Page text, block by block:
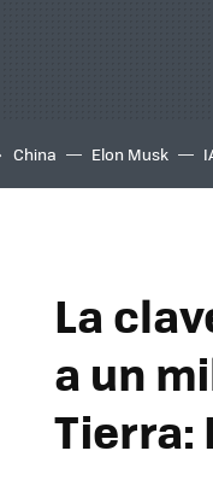
China Elon Musk
La
a un
Tierra: